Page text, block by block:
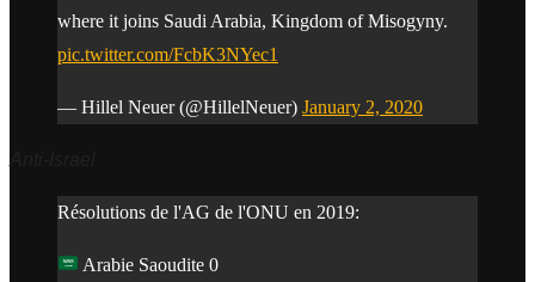
where it joins Saudi Arabia, Kingdom of Misogyny.
pic.twitter.com/FcbK3NYec1
— Hillel Neuer (@HillelNeuer) January 2, 2020
Résolutions de l'AG de l'ONU en 2019:
Arabie Saoudite 0